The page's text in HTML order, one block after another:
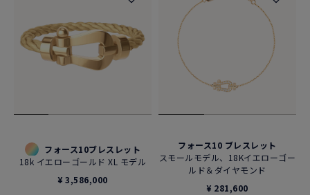
フォース10ブレスレット
18k イエローゴールド XL モデル
¥ 3,586,000
フォース10 ブレスレット
スモールモデル、18Kイエローゴー
ルド＆ダイヤモンド
¥ 281,600